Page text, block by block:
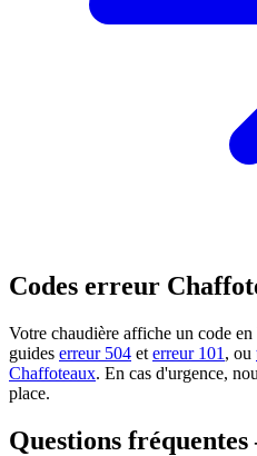
Codes erreur
Votre chaudière affiche un code
guides erreur 504 et erreur 101 , ou
Chaffoteaux. En cas d'urgence,
place.
Questions